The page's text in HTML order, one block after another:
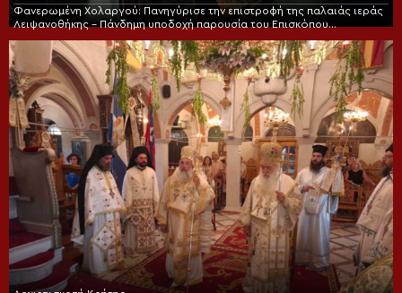
Φανερωμένη Χολαργού: Πανηγύρισε την επιστροφή της παλαιάς ιεράς
Λειψανοθήκης – Πάνδημη υποδοχή παρουσία του Επισκόπου